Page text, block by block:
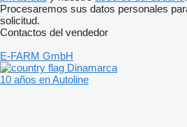
Procesaremos sus datos personales
solicitud.
Contactos del vendedor
E-FARM GmbH
Dinamarca
10 años en Autoline